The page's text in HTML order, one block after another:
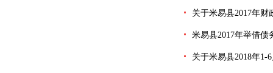
关于米易县2017年
米易县2017年举借债
关于米易县2018年1-